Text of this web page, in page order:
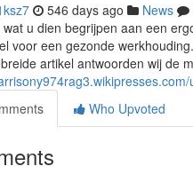
546 days ago News
wat u dien begrijpen aan een
voor een gezonde
artikel antwoorden wij de
Who Upvoted